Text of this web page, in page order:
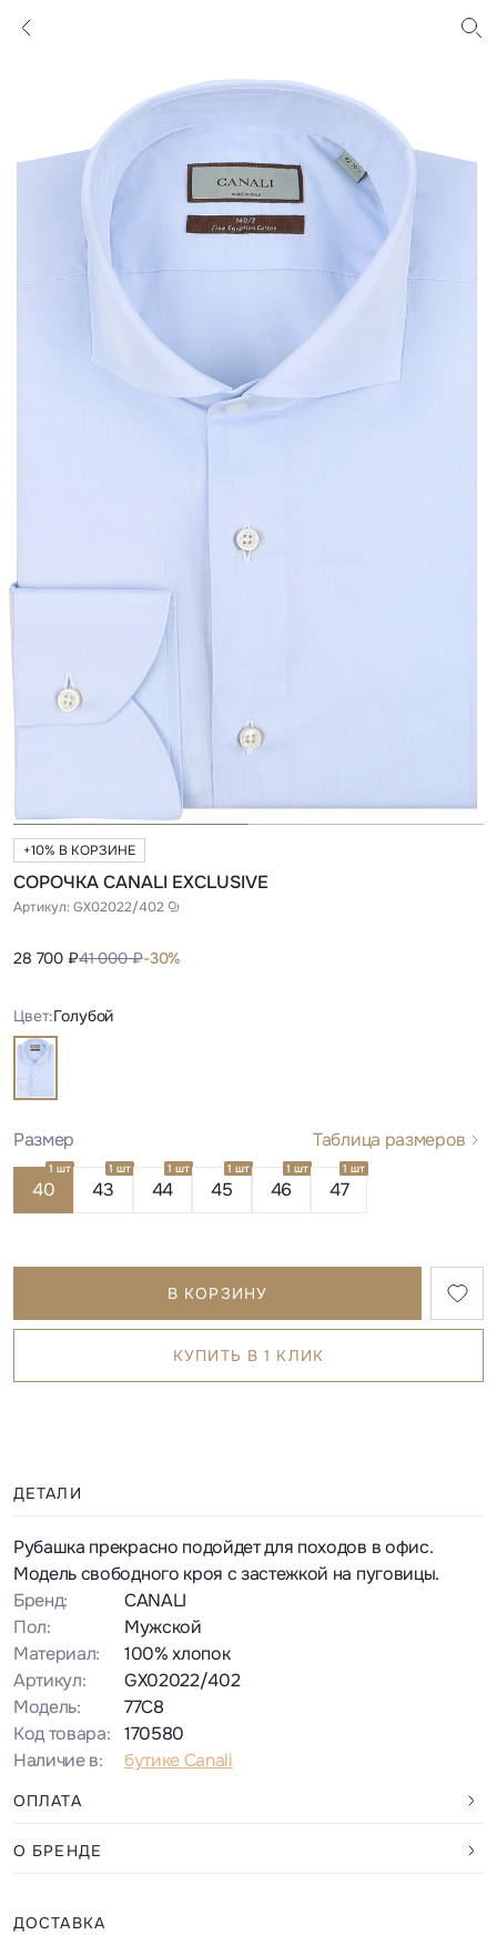
+10% В КОРЗИНЕ
СОРОЧКА CANALI EXCLUSIVE
Артикул: GX02022/402
28 700 ₽41 000 ₽-30%
Цвет:Голубой
Размер Таблица размеров
40
1 шт
43
1 шт
44
1 шт
1 шт
45
1 шт
1 шт
46
1 шт
1 шт
47
1 шт
1 шт
В КОРЗИНУ
КУПИТЬ В 1 КЛИК
ДЕТАЛИ
Рубашка прекрасно подойдет для походов в офис.
Модель свободного кроя с застежкой на пуговицы.
Бренд:
CANALI
Пол:
Мужской
Материал:
100% хлопок
Артикул:
GX02022/402
Модель:
77C8
Код товара:
170580
Наличие в:
бутике Canali
ОПЛАТА
О БРЕНДЕ
ДОСТАВКА